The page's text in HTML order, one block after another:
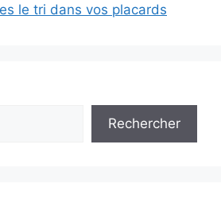
le tri dans vos placards
Rechercher